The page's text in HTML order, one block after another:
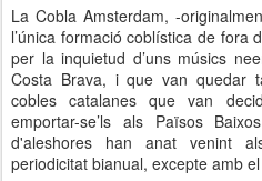
La Cobla Amsterdam, -
l’única formació coblística de fora
per la inquietud d’uns músics
Costa Brava, i que van quedar
cobles catalanes que van
emportar-se’ls als Països
d'aleshores han anat venint
periodicitat bianual, excepte amb